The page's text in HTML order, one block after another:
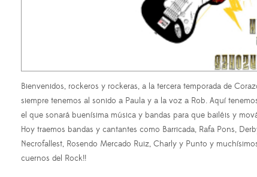
Bienvenidos, rockeros y rockeras, a la tercera temporada de
siempre tenemos al sonido a Paula y a la voz a Rob. Aquí
el que sonará buenísima música y bandas para que bailéis y
Hoy traemos bandas y cantantes como Barricada, Rafa Pons,
Necrofallest, Rosendo Mercado Ruiz, Charly y Punto y
cuernos del Rock!!